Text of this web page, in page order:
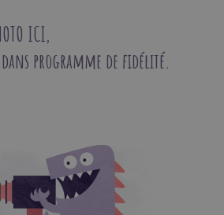
ICI,
dans programme de fidélité.